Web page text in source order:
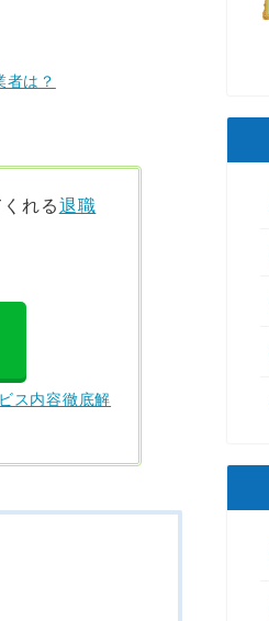
者は？
れる退職
ス内容徹底解